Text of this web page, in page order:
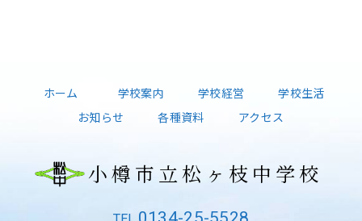
ホーム 学校案内 学校経営
学校生活
お知らせ
各種資料 アクセス
小樽市立松ヶ枝中学校